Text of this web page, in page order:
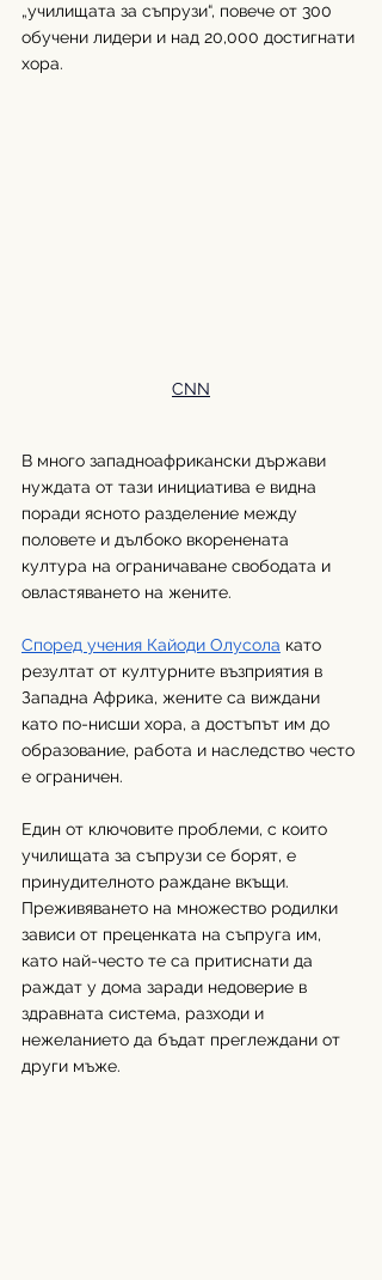
„училищата за съпрузи“, повече от 300
обучени лидери и над 20,000 достигнати
хора.
CNN
В много западноафрикански държави
нуждата от тази инициатива е видна
поради ясното разделение между
половете и дълбоко вкоренената
култура на ограничаване свободата и
овластяването на жените.
Според учения Кайоди Олусола като
резултат от културните възприятия в
Западна Африка, жените са виждани
като по-нисши хора, а достъпът им до
образование, работа и наследство често
е ограничен.
Един от ключовите проблеми, с които
училищата за съпрузи се борят, е
принудителното раждане вкъщи.
Преживяването на множество родилки
зависи от преценката на съпруга им,
като най-често те са притиснати да
раждат у дома заради недоверие в
здравната система, разходи и
нежеланието да бъдат преглеждани от
други мъже.